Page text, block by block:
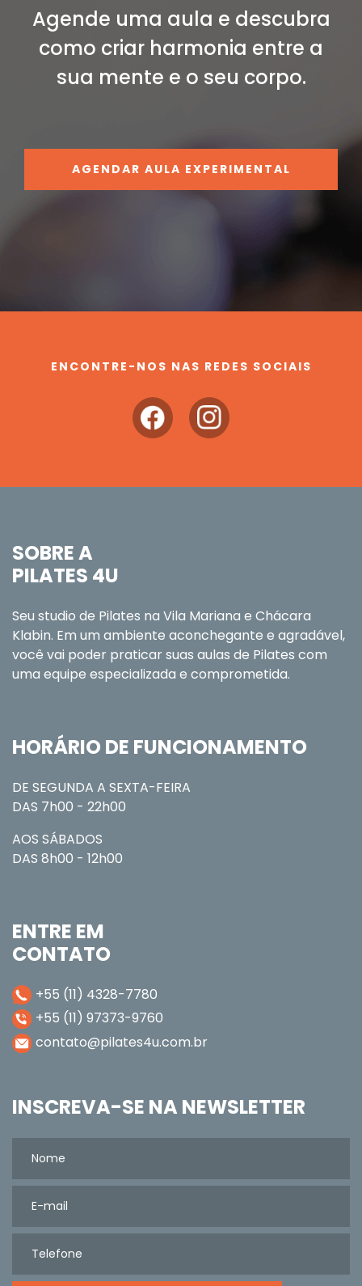
Agende uma aula e descubra
como criar harmonia entre a
sua mente e o seu corpo.
AGENDAR AULA EXPERIMENTAL
ENCONTRE-NOS NAS REDES SOCIAIS
SOBRE A
PILATES 4U
Seu studio de Pilates na Vila Mariana e Chácara
Klabin. Em um ambiente aconchegante e agradável,
você vai poder praticar suas aulas de Pilates com
uma equipe especializada e comprometida.
HORÁRIO DE FUNCIONAMENTO
DE SEGUNDA A SEXTA-FEIRA
DAS 7h00 - 22h00
AOS SÁBADOS
DAS 8h00 - 12h00
ENTRE EM
CONTATO
+55 (11) 4328-7780
+55 (11) 97373-9760
contato@pilates4u.com.br
INSCREVA-SE NA NEWSLETTER